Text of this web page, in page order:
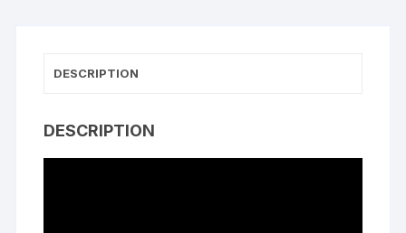
DESCRIPTION
DESCRIPTION